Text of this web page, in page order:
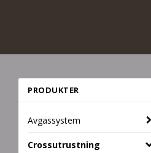
PRODUKTER
Avgassystem
Crossutrustning